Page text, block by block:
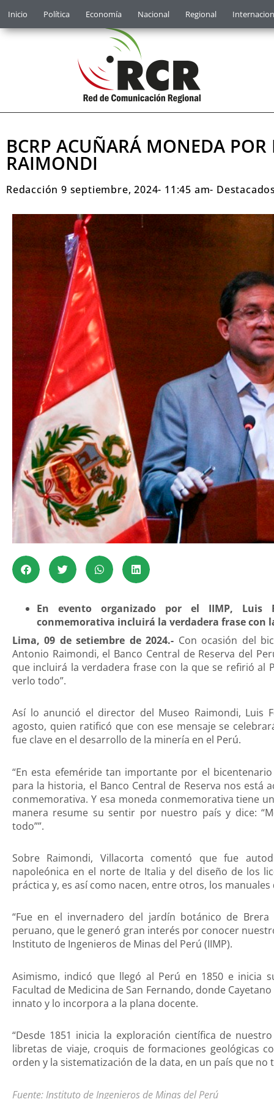
Inicio Política Economía Nacional Regional
BCRP ACUÑARÁ MONEDA
RAIMONDI
Redacción 9 septiembre, 2024- 11:45 am- Destacados
En evento organizado por el IIMP, Luis
conmemorativa incluirá la verdadera frase con
Lima, 09 de setiembre de 2024.- Con ocasión del
Antonio Raimondi, el Banco Central de Reserva del
que incluirá la verdadera frase con la que se refirió al
verlo todo”.
Así lo anunció el director del Museo Raimondi, Luis
agosto, quien ratificó que con ese mensaje se
fue clave en el desarrollo de la minería en el Perú.
“En esta efeméride tan importante por el
para la historia, el Banco Central de Reserva nos está
conmemorativa. Y esa moneda conmemorativa tiene
manera resume su sentir por nuestro país y dice:
todo””.
Sobre Raimondi, Villacorta comentó que fue
napoleónica en el norte de Italia y del diseño de los
práctica y, es así como nacen, entre otros, los
“Fue en el invernadero del jardín botánico de
peruano, que le generó gran interés por conocer
Instituto de Ingenieros de Minas del Perú (IIMP).
Asimismo, indicó que llegó al Perú en 1850 e inicia
Facultad de Medicina de San Fernando, donde
innato y lo incorpora a la plana docente.
“Desde 1851 inicia la exploración científica de
libretas de viaje, croquis de formaciones geológicas
orden y la sistematización de la data, en un país que no
Fuente: Instituto de Ingenieros de Minas del Perú